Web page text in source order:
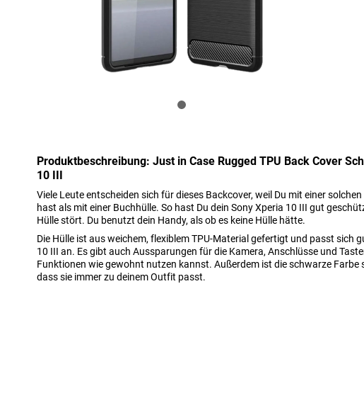
Produktbeschreibung: Just in Case Rugged TPU Back Cover
10 III
Viele Leute entscheiden sich für dieses Backcover, weil Du mit einer
hast als mit einer Buchhülle. So hast Du dein Sony Xperia 10 III gut
Hülle stört. Du benutzt dein Handy, als ob es keine Hülle hätte.
Die Hülle ist aus weichem, flexiblem TPU-Material gefertigt und passt sich
10 III an. Es gibt auch Aussparungen für die Kamera, Anschlüsse und
Funktionen wie gewohnt nutzen kannst. Außerdem ist die schwarze Farbe
dass sie immer zu deinem Outfit passt.